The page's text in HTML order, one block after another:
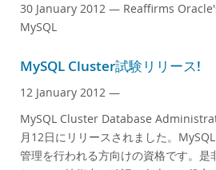
30 January 2012 — Reaffirms
MySQL
MySQL Cluster試験リリース!
12 January 2012 —
MySQL Cluster Database
月12日にリリースされました。
管理を行われる方向けの資格です。是